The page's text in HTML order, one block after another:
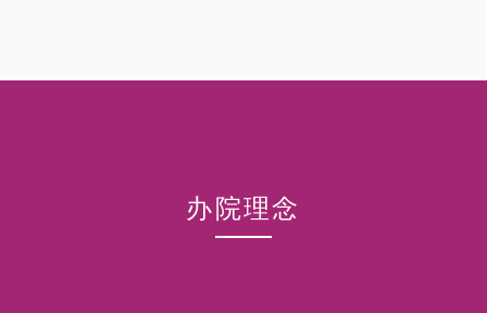
办院理念